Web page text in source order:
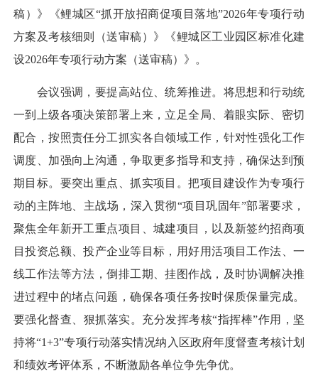
稿）》《鲤城区“抓开放招商促项目落地”2026年专项行动
方案及考核细则（送审稿）》《鲤城区工业园区标准化建
设2026年专项行动方案（送审稿）》。
会议强调，要提高站位、统筹推进。将思想和行动统
一到上级各项决策部署上来，立足全局、着眼实际、密切
配合，按照责任分工抓实各自领域工作，针对性强化工作
调度、加强向上沟通，争取更多指导和支持，确保达到预
期目标。要突出重点、抓实项目。把项目建设作为专项行
动的主阵地、主战场，深入贯彻“项目巩固年”部署要求，
聚焦全年新开工重点项目、城建项目，以及新签约招商项
目投资总额、投产企业等目标，用好用活项目工作法、一
线工作法等方法，倒排工期、挂图作战，及时协调解决推
进过程中的堵点问题，确保各项任务按时保质保量完成。
要强化督查、狠抓落实。充分发挥考核“指挥棒”作用，坚
持将“1+3”专项行动落实情况纳入区政府年度督查考核计划
和绩效考评体系，不断激励各单位争先争优。